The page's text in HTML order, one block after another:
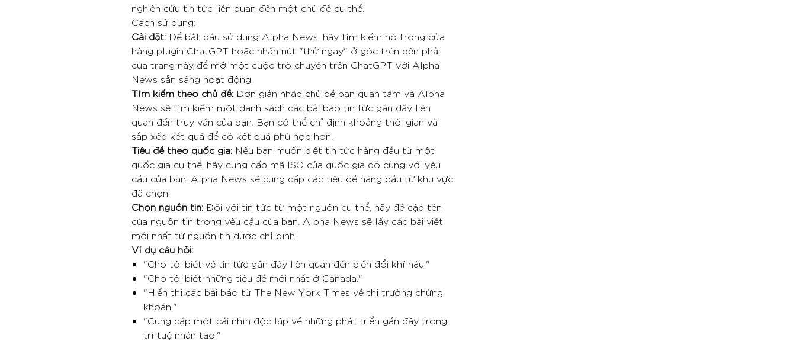
nghiên cứu tin tức liên quan đến một chủ đề cụ thể.
Cách sử dụng:
Cài đặt: Để bắt đầu sử dụng Alpha News, hãy tìm kiếm nó trong cửa
hàng plugin ChatGPT hoặc nhấn nút "thử ngay" ở góc trên bên phải
của trang này để mở một cuộc trò chuyện trên ChatGPT với Alpha
News sẵn sàng hoạt động.
Tìm kiếm theo chủ đề: Đơn giản nhập chủ đề bạn quan tâm và Alpha
News sẽ tìm kiếm một danh sách các bài báo tin tức gần đây liên
quan đến truy vấn của bạn. Bạn có thể chỉ định khoảng thời gian và
sắp xếp kết quả để có kết quả phù hợp hơn.
Tiêu đề theo quốc gia: Nếu bạn muốn biết tin tức hàng đầu từ một
quốc gia cụ thể, hãy cung cấp mã ISO của quốc gia đó cùng với yêu
cầu của bạn. Alpha News sẽ cung cấp các tiêu đề hàng đầu từ khu vực
đã chọn.
Chọn nguồn tin: Đối với tin tức từ một nguồn cụ thể, hãy đề cập tên
của nguồn tin trong yêu cầu của bạn. Alpha News sẽ lấy các bài viết
mới nhất từ ​​nguồn tin được chỉ định.
Ví dụ câu hỏi:
"Cho tôi biết về tin tức gần đây liên quan đến biến đổi khí hậu."
"Cho tôi biết những tiêu đề mới nhất ở Canada."
"Hiển thị các bài báo từ The New York Times về thị trường chứng
khoán."
"Cung cấp một cái nhìn độc lập về những phát triển gần đây trong
trí tuệ nhân tạo."